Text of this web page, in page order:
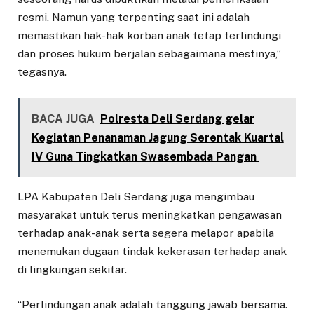
resmi. Namun yang terpenting saat ini adalah
memastikan hak-hak korban anak tetap terlindungi
dan proses hukum berjalan sebagaimana mestinya,”
tegasnya.
BACA JUGA Polresta Deli Serdang gelar
Kegiatan Penanaman Jagung Serentak Kuartal
IV Guna Tingkatkan Swasembada Pangan
LPA Kabupaten Deli Serdang juga mengimbau
masyarakat untuk terus meningkatkan pengawasan
terhadap anak-anak serta segera melapor apabila
menemukan dugaan tindak kekerasan terhadap anak
di lingkungan sekitar.
“Perlindungan anak adalah tanggung jawab bersama.